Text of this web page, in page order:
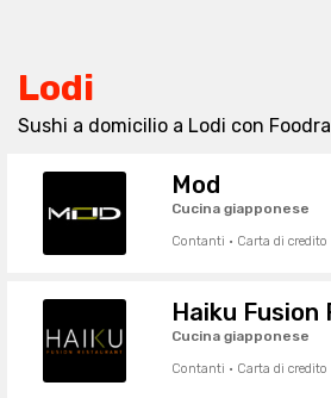
Lodi
Sushi a domicilio a Lodi con
Mod
Cucina giapponese
Contanti · Carta di credito
Haiku
Cucina giapponese
Contanti · Carta di credito